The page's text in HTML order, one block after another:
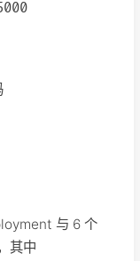
与 6 个
其中